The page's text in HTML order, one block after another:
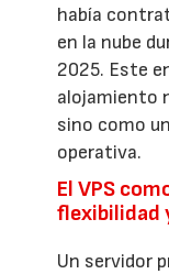
había
en la nube
2025. Este
alojamiento
sino como
operativa.
El VPS
flexibilidad
Un servidor